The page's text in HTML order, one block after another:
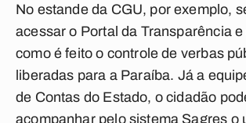
No estande da CGU, por exemplo,
acessar o Portal da Transparência
como é feito o controle de verbas
liberadas para a Paraíba. Já a
de Contas do Estado, o cidadão
acompanhar pelo sistema Sagres o